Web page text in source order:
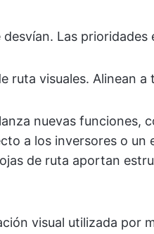
Las
ruta visuales. Alinean a
nuevas funciones,
a los inversores o un
de ruta aportan
visual utilizada por